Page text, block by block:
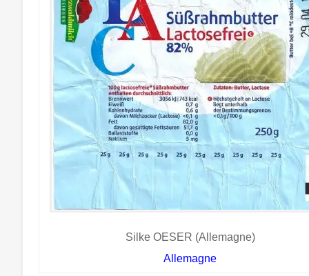
Silke OESER (Allemagne)
Allemagne